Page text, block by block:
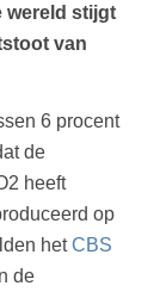
wereld stijgt
van
6 procent
de
heeft
op
hetCBS
de